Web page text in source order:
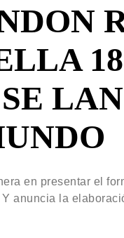
en presentar el
anuncia la